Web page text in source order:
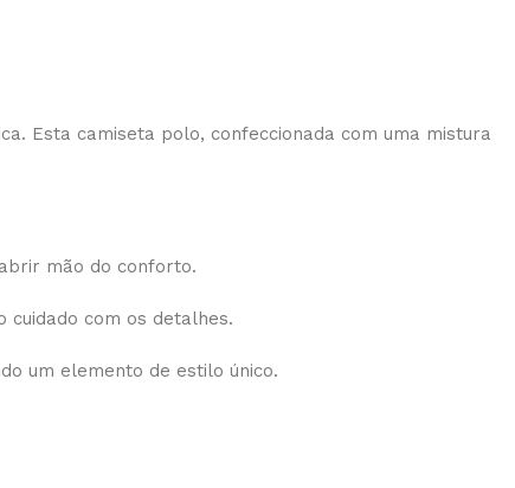
Esta camiseta polo, confeccionada com uma mistura
mão do conforto.
cuidado com os detalhes.
um elemento de estilo único.